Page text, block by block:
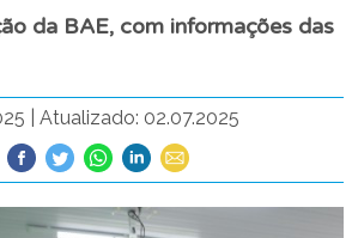
da BAE, com informações das
Atualizado: 02.07.2025